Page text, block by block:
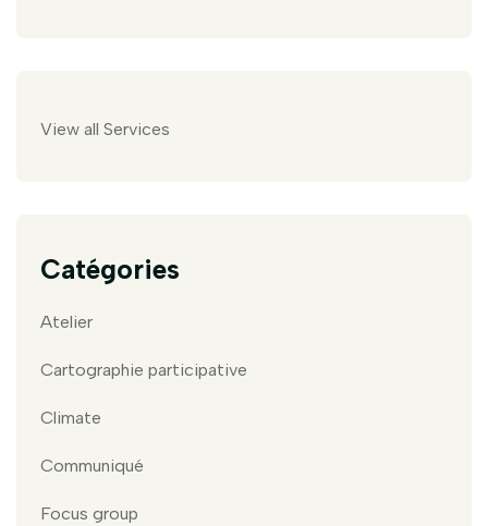
View all Services
Catégories
Atelier
Cartographie participative
Climate
Communiqué
Focus group